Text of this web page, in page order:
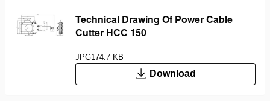
Technical Drawing Of Power Cable
Cutter HCC 150
JPG174.7 KB
Download